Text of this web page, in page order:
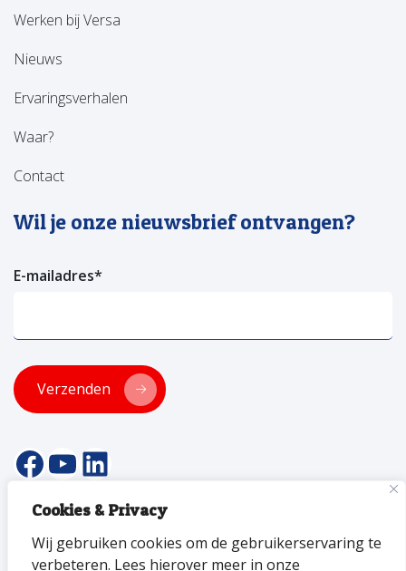
Cookies & Privacy
Wij gebruiken cookies om de gebruikerservaring te
verbeteren. Lees hierover meer in onze
Werken bij Versa
Nieuws
Ervaringsverhalen
Waar?
Contact
Wil je onze nieuwsbrief ontvangen?
E-mailadres*
Verzenden
facebookpagina van versa welzijn
YouTube pagina Versa Welzijn
Linkedin pagina Versa Welzijn
Privacyverklaring
Toegankelijkheid ANBIDisclaimer